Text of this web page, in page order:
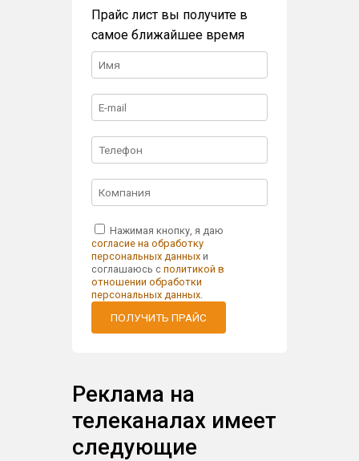
Прайс лист вы получите в
самое ближайшее время
Нажимая кнопку, я даю
согласие на обработку
персональных данныхи
соглашаюсь с политикой в
отношении обработки
персональных данных.
ПОЛУЧИТЬ ПРАЙС
Реклама на
телеканалах имеет
следующие